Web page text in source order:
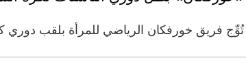
تُوِّج فريق خورفكان الرياضي للمرأة بلقب دوري